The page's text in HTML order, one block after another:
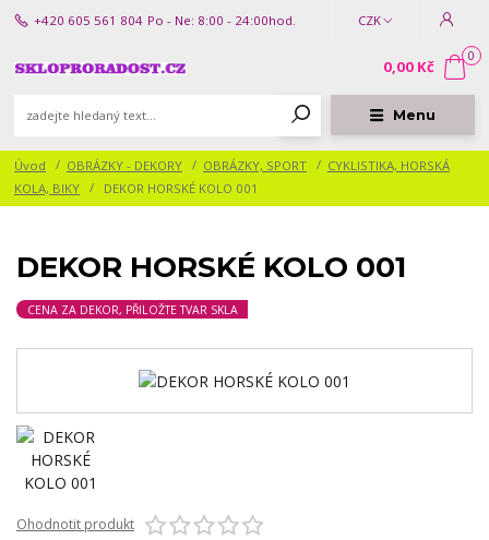
Menu
CZK
+420 605 561 804 Po - Ne: 8:00 - 24:00hod.
0
0,00 Kč
Úvod OBRÁZKY - DEKORY OBRÁZKY, SPORT
CYKLISTIKA, HORSKÁ
KOLA, BIKY
DEKOR HORSKÉ KOLO 001
DEKOR HORSKÉ KOLO 001
CENA ZA DEKOR, PŘILOŽTE TVAR SKLA
Ohodnotit produkt